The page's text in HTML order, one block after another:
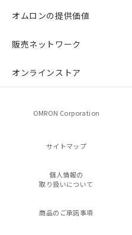
オムロンの提供価値
販売ネットワーク
オンラインストア
OMRON Corporation
サイトマップ
個人情報の
取り扱いについて
商品のご承諾事項